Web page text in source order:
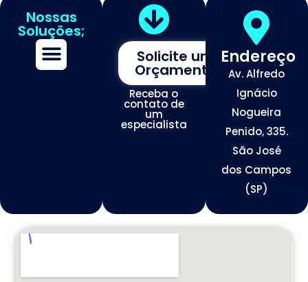
Nossas
Soluções;
Solicite um
Orçamento
Receba o
contato de
um
especialista
Endereço
Av. Alfredo
Ignácio
Nogueira
Penido, 335.
São José
dos Campos
(SP)